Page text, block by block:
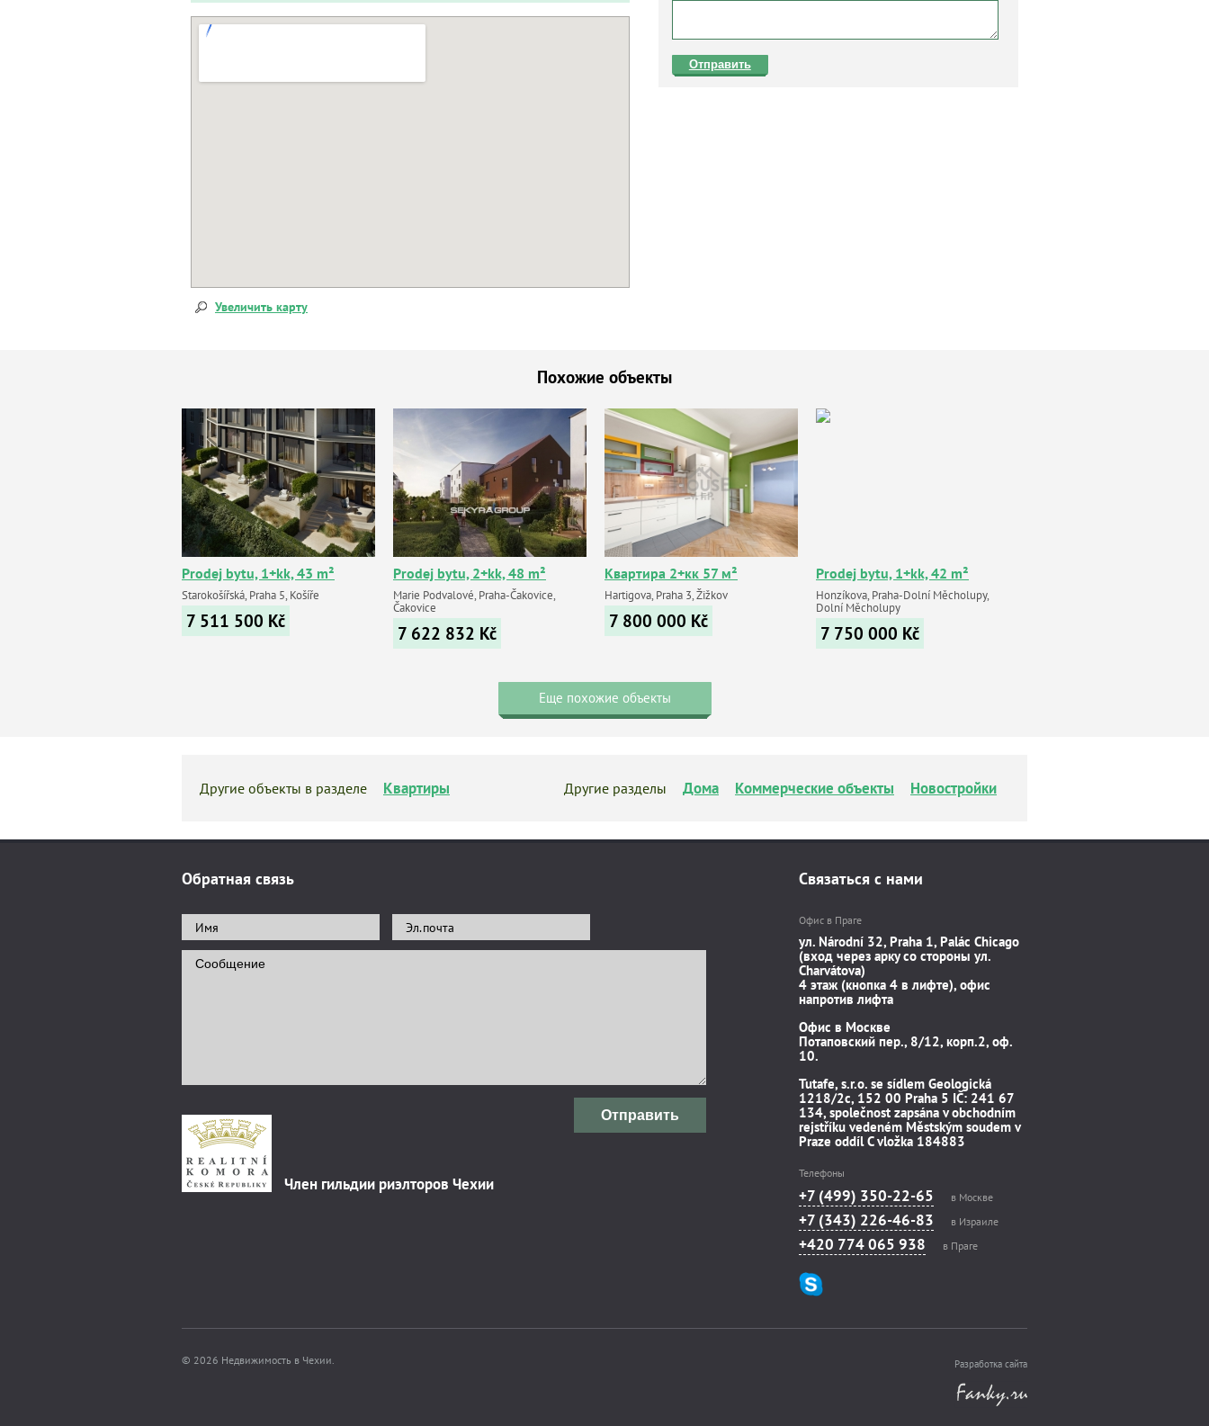
Отправить
Увеличить карту
Похожие объекты
Prodej bytu, 1+kk, 43 m²
Starokošířská, Praha 5, Košíře
7 511 500 Kč
Prodej bytu, 2+kk, 48 m²
Marie Podvalové, Praha-Čakovice,
Čakovice
7 622 832 Kč
Квартира 2+кк 57 м²
Hartigova, Praha 3, Žižkov
7 800 000 Kč
Prodej bytu, 1+kk, 42 m²
Honzíkova, Praha-Dolní Měcholupy,
Dolní Měcholupy
7 750 000 Kč
Еще похожие объекты
Другие объекты в разделе Квартиры Другие разделы Дома Коммерческие объекты Новостройки
Обратная связь
Отправить
Член гильдии риэлторов Чехии
Связаться с нами
Офис в Праге
ул. Národní 32, Praha 1, Palác Chicago
(вход через арку со стороны ул.
Charvátova)
4 этаж (кнопка 4 в лифте), офис
напротив лифта
Офис в Москве
Потаповский пер., 8/12, корп.2, оф.
10.
Tutafe, s.r.o. se sídlem Geologická
1218/2c, 152 00 Praha 5 IČ: 241 67
134, společnost zapsána v obchodním
rejstříku vedeném Městským soudem v
Praze oddíl C vložka 184883
Телефоны
+7 (499) 350-22-65 в Москве
+7 (343) 226-46-83 в Израиле
+420 774 065 938 в Праге
© 2026 Недвижимость в Чехии. Разработка сайта